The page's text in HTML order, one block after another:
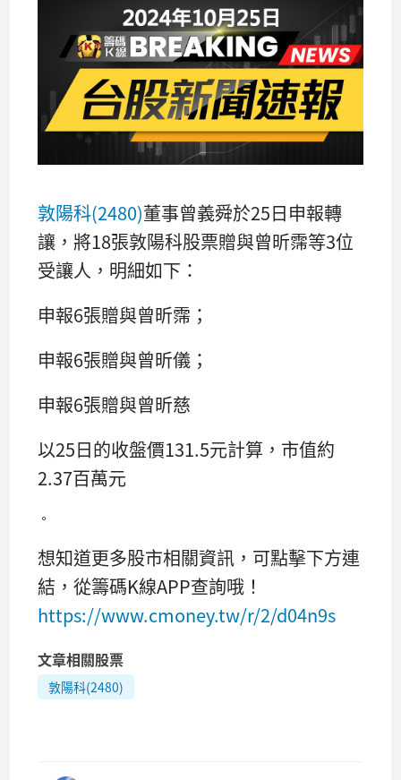
敦陽科(2480)董事曾義舜於25日申報轉
讓，將18張敦陽科股票贈與曾昕霈等3位
受讓人，明細如下：
申報6張贈與曾昕霈；
申報6張贈與曾昕儀；
申報6張贈與曾昕慈
以25日的收盤價131.5元計算，市值約
2.37百萬元
。
想知道更多股市相關資訊，可點擊下方連
結，從籌碼K線APP查詢哦！
https://www.cmoney.tw/r/2/d04n9s
文章相關股票
敦陽科(2480)